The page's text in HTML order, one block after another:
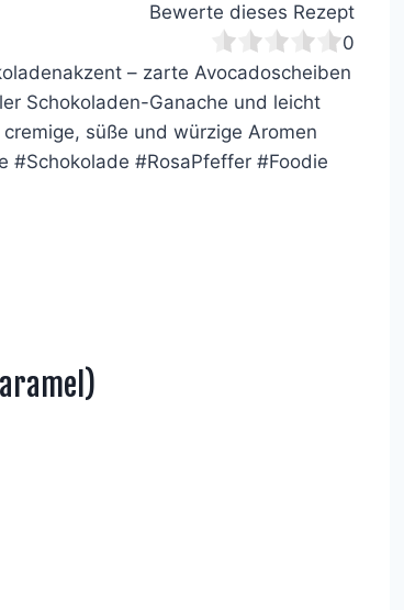
Bewerte dieses Rezept
0
– zarte Avocadoscheiben
Schokoladen-Ganache und leicht
süße und würzige Aromen
#Schokolade #RosaPfeffer #Foodie